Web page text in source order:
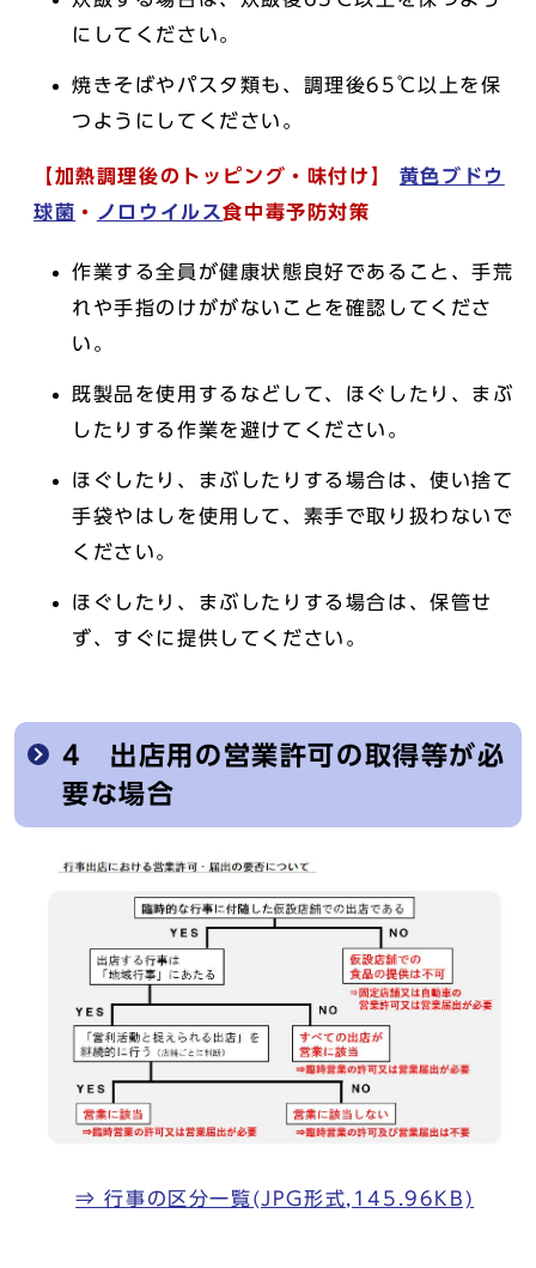
にしてください。
焼きそばやパスタ類も、調理後65℃以上を保
つようにしてください。
【加熱調理後のトッピング・味付け】 黄色ブドウ
球菌 ・ ノロウイルス食中毒予防対策
作業する全員が健康状態良好であること、手荒
れや手指のけががないことを確認してくださ
い。
既製品を使用するなどして、ほぐしたり、まぶ
したりする作業を避けてください。
ほぐしたり、まぶしたりする場合は、使い捨て
手袋やはしを使用して、素手で取り扱わないで
ください。
ほぐしたり、まぶしたりする場合は、保管せ
ず、すぐに提供してください。
4 出店用の営業許可の取得等が必
要な場合
⇒ 行事の区分一覧(JPG形式,145.96KB)